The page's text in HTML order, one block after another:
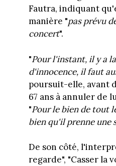
Fautra, indiquant
manière "pas prévu
concert".
"Pour l'instant, il y a
d'innocence, il faut
poursuit-elle, avant
67 ans à annuler de
"Pour le bien de tout
bien qu'il prenne une
De son côté,
regarde", "Casser la